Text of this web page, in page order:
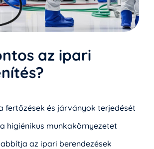
az ipari
fertőzések és járványok terjedését
higiénikus munkakörnyezetet
az ipari berendezések